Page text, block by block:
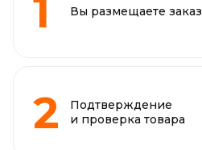
Вы размещаете заказ
Подтверждение
и проверка товара